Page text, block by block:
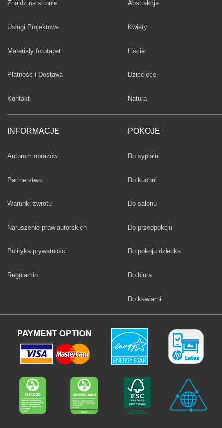
Znajdż na stronie
Usługi Projektowe
Materiały fototapet
Płatność i Dostawa
Kontakt
INFORMACJE
Autorom obrazów
Partnerstwo
Warunki zwrotu
Naruszenie praw autorskich
Polityka prywatności
Regulamin
Fototapety
Abstrakcja
Fototapety
Kwiaty
Fototapety
Liście
Fototapety
Dziecięce
Fototapety
Natura
POKOJE
Fototapety
Do sypialni
Fototapety
Do kuchni
Fototapety
Do salonu
Fototapety
Do przedpokoju
Fototapety
Do pokoju dziecka
Fototapety
Do biura
Fototapety
Do kawiarni